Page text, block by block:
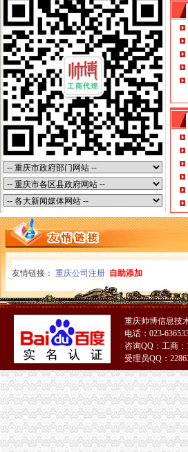
重庆市国民经济和社会发展第十三个五年规划
重庆市渝中区人民-信息公开
广州市越秀区人民办公室关于印发越秀区楼宇
大坪注册外贸公司
增城贸易公司注册】价格,厂家,图片,公司注册
重庆渝中大坪外贸内审员培训,重庆渝中大坪
个人注册外贸公司,个人注册公司,外贸公司注册
重庆甘达商贸有限责任公司|重庆甘达商贸有
太原注册外贸公司,商务服务-久久信息网
上海外贸公司注册费用与注册流程-法律快车
从省外贸公司到柳沟大坪怎么坐公交车,快需
广州大坪小碰贸易有限公司_【信用信息_诉讼
【代理注册外贸公司,外贸公司代理,进出口贸
重庆优力童外贸童装配送中心|重庆优力童外
重庆机电控股（集团）公司2009年度第一期
宝盈核心优势：更新招募说明书-匡瞿的空间-搜
注册危险品公司场地租赁注册外贸公司流程_
电脑工程师黄页、电脑工程师公司名录、电脑
中国嘉陵（）2006年年度报告_证券之星
外资加速入渝助推重庆经济快跑-房产新闻-重
制作高档名片名录_2017制作高档名片企业黄
门店管理系统名录_2017门店管理系统企业黄
渝中区注册外贸公司
真皮皮鞋名录_2017真皮皮鞋企业黄页大全_商
重庆软岛科技股份有限公司工商信息_电话_地
重庆时尚购物-重庆渝中区百川百货外贸服装
【国理政新实践·重庆篇】权威发布|助推自贸
第17页重庆陆运公司重庆陆运运输公司黄页
友情链接： 重庆公司注册 自助添加
重庆帅博信息技
电话：023-
咨询QQ：工商：
受理员QQ：
51La